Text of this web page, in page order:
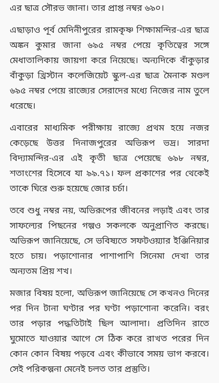
এর ছাত্র সৌরভ জানা। তার প্রাপ্ত নম্বর ৬৯০।
এছাড়াও পূর্ব মেদিনীপুরের রামকৃষ্ণ শিক্ষামন্দির-এর ছাত্র
অঙ্কন কুমার জানা ৬৯৫ নম্বর পেয়ে কৃতিত্বের সঙ্গে
মেধাতালিকায় জায়গা করে নিয়েছে। অন্যদিকে বাঁকুড়ার
বাঁকুড়া খ্রিস্টান কলেজিয়েট স্কুল-এর ছাত্র মৈনাক মণ্ডল
৬৯৫ নম্বর পেয়ে রাজ্যের সেরাদের মধ্যে নিজের নাম তুলে
ধরেছে।
এবারের মাধ্যমিক পরীক্ষায় রাজ্যে প্রথম হয়ে নজর
কেড়েছে উত্তর দিনাজপুরের অভিরূপ ভদ্র। সারদা
বিদ্যামন্দির-এর এই কৃতী ছাত্র পেয়েছে ৬৯৮ নম্বর,
শতাংশের হিসেবে যা ৯৯.৭১। ফল প্রকাশের পর থেকেই
তাকে ঘিরে শুরু হয়েছে জোর চর্চা।
তবে শুধু নম্বর নয়, অভিরূপের জীবনের লড়াই এবং তার
সাফল্যের পিছনের গল্পও সকলকে অনুপ্রাণিত করছে।
অভিরূপ জানিয়েছে, সে ভবিষ্যতে সফটওয়্যার ইঞ্জিনিয়ার
হতে চায়। পড়াশোনার পাশাপাশি সিনেমা দেখা তার
অন্যতম প্রিয় শখ।
মজার বিষয় হলো, অভিরূপ জানিয়েছে সে কখনও দিনের
পর দিন টানা ঘণ্টার পর ঘণ্টা পড়াশোনা করেনি। বরং
তার পড়ার পদ্ধতিটাই ছিল আলাদা। প্রতিদিন রাতে
ঘুমোতে যাওয়ার আগে সে ঠিক করে রাখত পরের দিন
কোন কোন বিষয় পড়বে এবং কীভাবে সময় ভাগ করবে।
সেই পরিকল্পনা মেনেই চলত তার প্রস্তুতি।